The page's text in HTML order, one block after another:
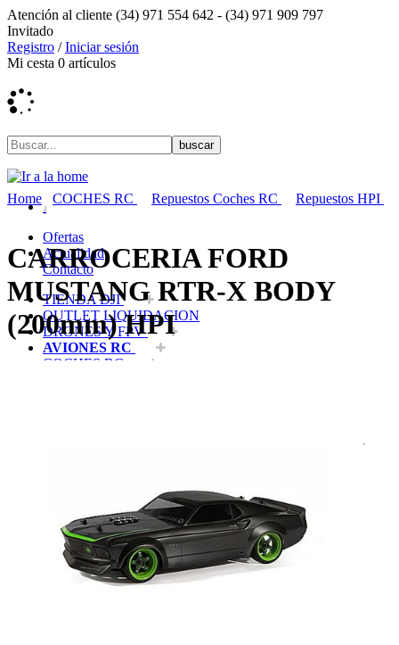
Atención al cliente (34) 971 554 642 - (34) 971 909 797
Invitado
Registro /Iniciar sesión
Mi cesta 0 artículos
Ofertas
Actualidad
Contacto
TIENDA DJI
OUTLET LIQUIDACION
DRONES Y FPV
AVIONES RC
COCHES RC
CURSOS Y TALLERES
ACCESORIOS, HERRAMIENTAS, PINTURAS,
MATERIALES
MAQUETAS ESTÁTICAS Y COLECCIÓN
ROBOTICA Y GADGETS ELECTRÓNICOS
SLOT Y SCALEXTRIC
Home COCHES RC Repuestos Coches RC Repuestos HPI
CARROCERIA FORD
MUSTANG RTR-X BODY
(200mm) HPI